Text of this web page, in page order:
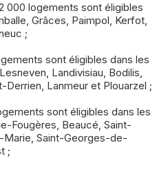
000 logements sont éligibles
Grâces, Paimpol, Kerfot,
;
sont éligibles dans les
Landivisiau, Bodilis,
Derrien, Lanmeur et Plouarzel ;
sont éligibles dans les
Fougères, Beaucé, Saint-
Saint-Georges-de-
;